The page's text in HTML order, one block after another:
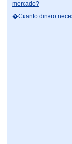
mercado?
�Cuanto dinero